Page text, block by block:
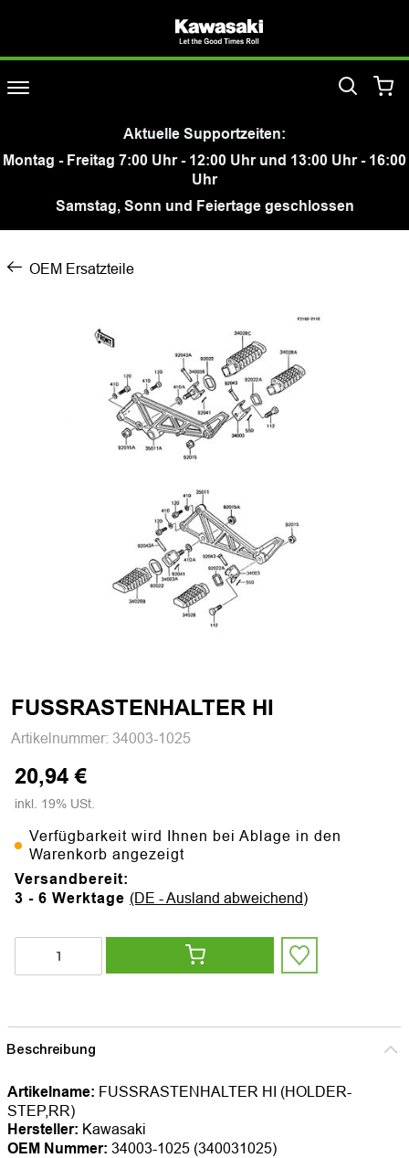
Aktuelle Supportzeiten:
Montag - Freitag 7:00 Uhr - 12:00 Uhr und 13:00 Uhr - 16:00
Uhr
Samstag, Sonn und Feiertage geschlossen
OEM Ersatzteile
FUSSRASTENHALTER HI
Artikelnummer: 34003-1025
20,94 €
inkl. 19% USt.
Verfügbarkeit wird Ihnen bei Ablage in den
Warenkorb angezeigt
Versandbereit:
3 - 6 Werktage (DE - Ausland abweichend)
Beschreibung
Artikelname: FUSSRASTENHALTER HI (HOLDER-
STEP,RR)
Hersteller: Kawasaki
OEM Nummer: 34003-1025 (340031025)